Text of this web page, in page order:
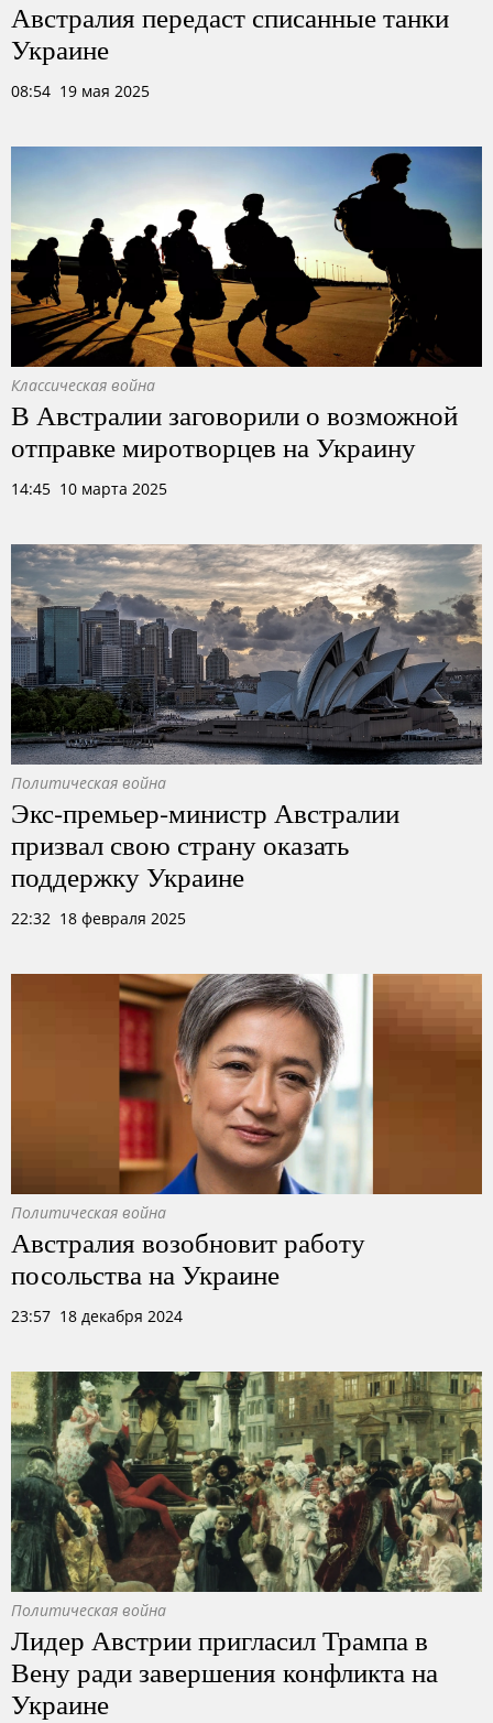
Австралия передаст списанные танки
Украине
08:54 19 мая 2025
Классическая война
В Австралии заговорили о возможной
отправке миротворцев на Украину
14:45 10 марта 2025
Политическая война
Экс-премьер-министр Австралии
призвал свою страну оказать
поддержку Украине
22:32 18 февраля 2025
Политическая война
Австралия возобновит работу
посольства на Украине
23:57 18 декабря 2024
Политическая война
Лидер Австрии пригласил Трампа в
Вену ради завершения конфликта на
Украине